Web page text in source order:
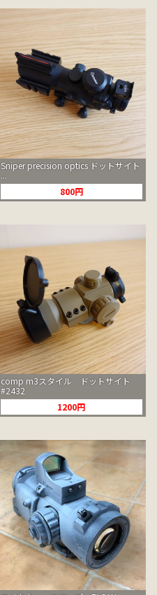
Sniper precision optics ドットサイト
...
800円
comp m3スタイル ドットサイト
#2432
1200円